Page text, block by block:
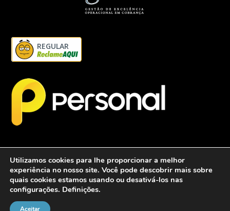
REGULAR
2026 - Personalcob - CNPJ: 12.837.042/0001-60- Todos direitos
Utilizamos cookies para lhe proporcionar a melhor
experiência no nosso site. Você pode descobrir mais sobre
quais cookies estamos usando ou desativá-los nas
configurações. Definições.
Aceitar